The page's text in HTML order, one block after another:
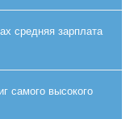
средняя зарплата
самого высокого